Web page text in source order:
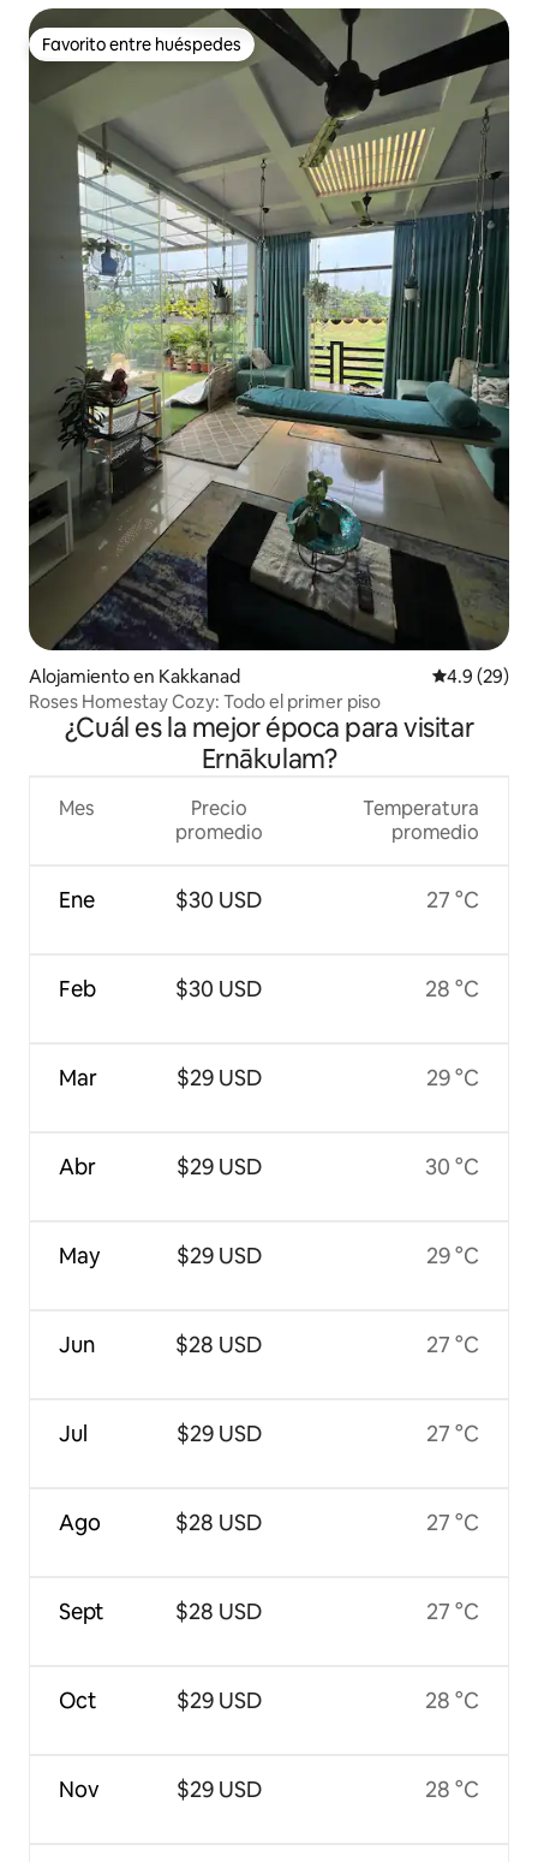
Favorito entre huéspedes
Favorito entre huéspedes
Alojamiento en Kakkanad Calificación
4.9 (29)
Roses Homestay Cozy: Todo el primer piso
¿Cuál es la mejor época para visitar
Ernākulam?
Mes
Ene
Feb
Mar
Abr
May
Jun
Jul
Ago
Sept
Oct
Nov
Precio
promedio
$30 USD
$30 USD
$29 USD
$29 USD
$29 USD
$28 USD
$29 USD
$28 USD
$28 USD
$29 USD
$29 USD
Temperatura
promedio
27 °C
28 °C
29 °C
30 °C
29 °C
27 °C
27 °C
27 °C
27 °C
28 °C
28 °C